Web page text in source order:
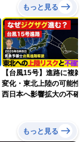
もっと見る
【台風15号】進路に複雑
変化・東北上陸の可能性
西日本へ影響拡大の不確
もっと見る